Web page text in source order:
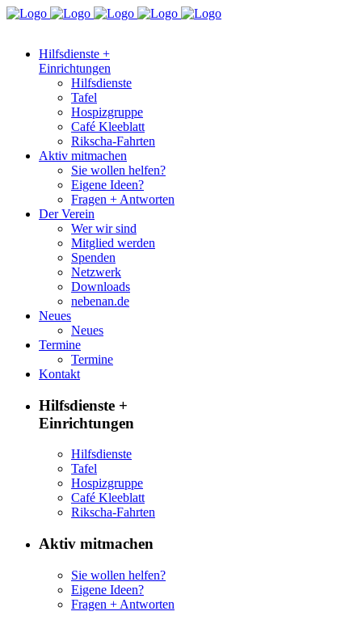
Hilfsdienste +
Einrichtungen
Hilfsdienste
Tafel
Hospizgruppe
Café Kleeblatt
Rikscha-Fahrten
Aktiv mitmachen
Sie wollen helfen?
Eigene Ideen?
Fragen + Antworten
Der Verein
Wer wir sind
Mitglied werden
Spenden
Netzwerk
Downloads
nebenan.de
Neues
Neues
Termine
Termine
Kontakt
Hilfsdienste +
Einrichtungen
Hilfsdienste
Tafel
Hospizgruppe
Café Kleeblatt
Rikscha-Fahrten
Aktiv mitmachen
Sie wollen helfen?
Eigene Ideen?
Fragen + Antworten